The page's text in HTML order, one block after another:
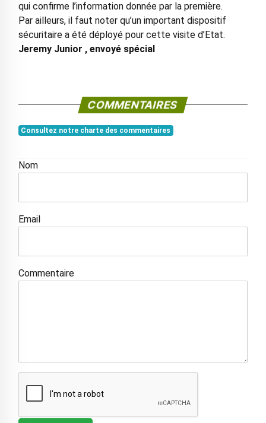
qui confirme l’information donnée par la première.
Par ailleurs, il faut noter qu’un important dispositif
sécuritaire a été déployé pour cette visite d’Etat.
Jeremy Junior , envoyé spécial
COMMENTAIRES
Consultez notre charte des commentaires
Nom
Email
Commentaire